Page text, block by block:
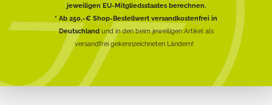
jeweiligen EU-Mitgliedsstaates berechnen.
* Ab 250,-€ Shop-Bestellwert versandkostenfrei in
Deutschlandund in den beim jeweiligen Artikel als
versandfrei gekennzeichneten Ländern!